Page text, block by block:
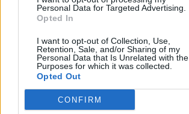
Personal Data for Targeted Advertising.
Opted In
I want to opt-out of Collection, Use,
Retention, Sale, and/or Sharing of my
Personal Data that Is Unrelated with the
Purposes for which it was collected.
Opted Out
CONFIRM
niemal niezwyciężonym w
ostatni pozostając na polu
wiary chrześcijańskiej w walce z
muzułmanami do ostatniej
Jego wielkość została